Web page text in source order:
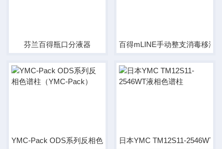
芬兰百得瓶口分液器 百得mLINE手动整支消毒移液
YMC-Pack ODS系列反相色谱柱（YMC-Pack）
日本YMC TM12S11-2546WT